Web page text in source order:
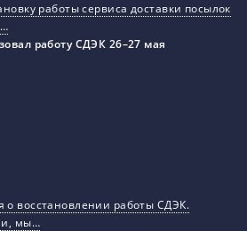
работы сервиса доставки посылок
работу СДЭК 26–27 мая
восстановлении работы СДЭК.
мы…